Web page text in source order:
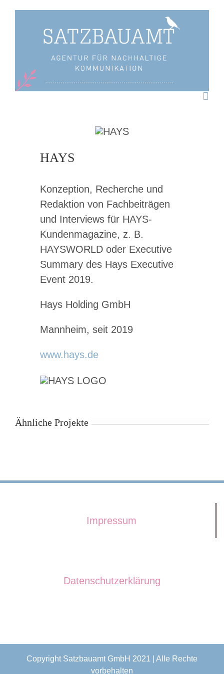
HAYS
Konzeption, Recherche und
Redaktion von Fachbeiträgen
und Interviews für HAYS-
Kundenmagazine, z. B.
HAYSWORLD oder Executive
Summary des Hays Executive
Event 2019.
Hays Holding GmbH
Mannheim, seit 2019
www.hays.de
Ähnliche Projekte
Impressum
Datenschutzerklärung
Copyright Satzbauamt GmbH 2021 | Alle Rechte
vorbehalten